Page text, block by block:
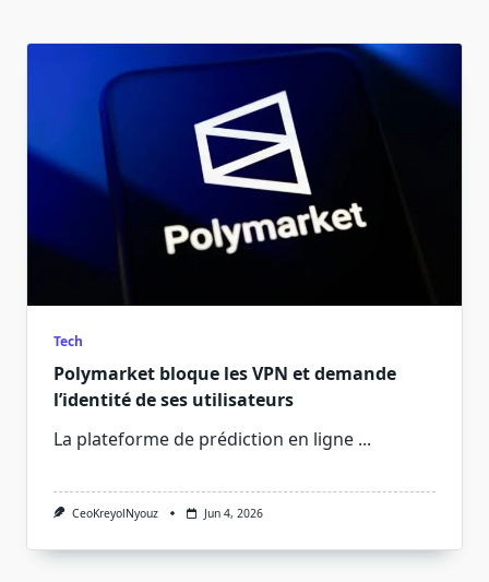
Tech
Polymarket bloque les VPN et demande
l’identité de ses utilisateurs
La plateforme de prédiction en ligne ...
CeoKreyolNyouz Jun 4, 2026